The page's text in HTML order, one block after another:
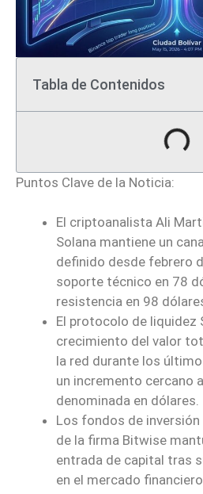
Tabla de Contenidos
Puntos Clave de la Noticia:
El criptoanalista Ali
Solana mantiene un
definido desde febrero
soporte técnico en 78
resistencia en 98
El protocolo de liquidez
crecimiento del valor
la red durante los
un incremento cercano
denominada en dólares.
Los fondos de
de la firma Bitwise
entrada de capital tras
en el mercado